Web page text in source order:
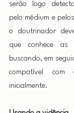
serão logo
pelo médium e
o doutrinador
que conhece as
buscando, em
compatível
inicialmente.